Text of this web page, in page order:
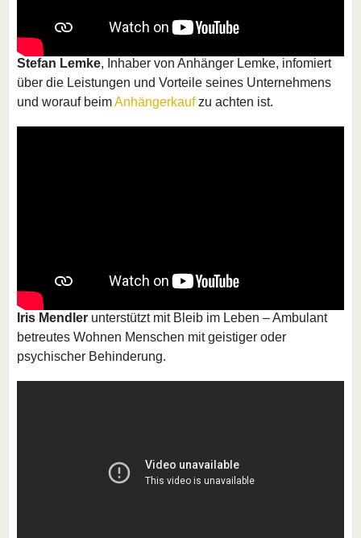
Stefan Lemke, Inhaber von Anhänger Lemke, infomiert
über die Leistungen und Vorteile seines Unternehmens
und worauf beimAnhängerkaufzu achten ist.
Iris Mendler unterstützt mit Bleib im Leben – Ambulant
betreutes Wohnen Menschen mit geistiger oder
psychischer Behinderung.